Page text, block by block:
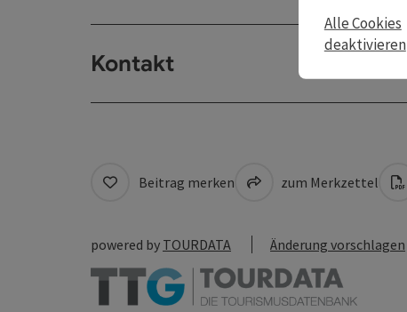
Kontakt
Beitrag merken zum Merkzettel
powered by TOURDATA Änderung vorschlagen
Alle Cookies
deaktivieren